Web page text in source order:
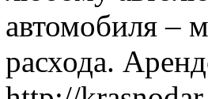
автомобиля –
расхода.